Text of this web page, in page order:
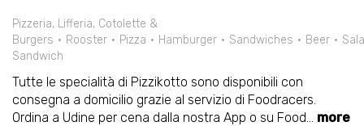
Pizzeria, Lifferia, Cotolette &
Burgers
Rooster Pizza Hamburger Sandwiches Beer
Sandwich
Tutte le specialità di Pizzikotto sono disponibili con
consegna a domicilio grazie al servizio di Foodracers.
Ordina a Udine per cena dalla nostra App o su Food... more